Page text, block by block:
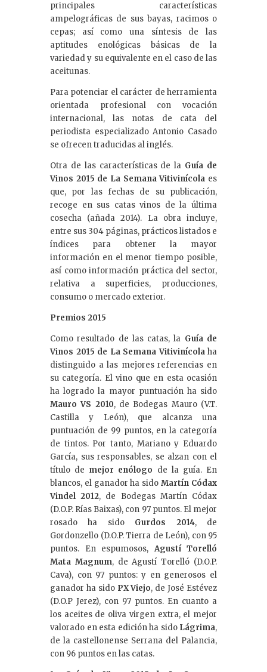
principales características
ampelográficas de sus bayas, racimos o
cepas; así como una síntesis de las
aptitudes enológicas básicas de la
variedad y su equivalente en el caso de las
aceitunas.
Para potenciar el carácter de herramienta
orientada profesional con vocación
internacional, las notas de cata del
periodista especializado Antonio Casado
se ofrecen traducidas al inglés.
Otra de las características de la Guía de
Vinos 2015 de La Semana Vitivinícola es
que, por las fechas de su publicación,
recoge en sus catas vinos de la última
cosecha (añada 2014). La obra incluye,
entre sus 304 páginas, prácticos listados e
índices para obtener la mayor
información en el menor tiempo posible,
así como información práctica del sector,
relativa a superficies, producciones,
consumo o mercado exterior.
Premios 2015
Como resultado de las catas, la Guía de
Vinos 2015 de La Semana Vitivinícola ha
distinguido a las mejores referencias en
su categoría. El vino que en esta ocasión
ha logrado la mayor puntuación ha sido
Mauro VS 2010, de Bodegas Mauro (V.T.
Castilla y León), que alcanza una
puntuación de 99 puntos, en la categoría
de tintos. Por tanto, Mariano y Eduardo
García, sus responsables, se alzan con el
título de mejor enólogo de la guía. En
blancos, el ganador ha sidoMartín Códax
Vindel 2012, de Bodegas Martín Códax
(D.O.P. Rías Baixas), con 97 puntos. El mejor
rosado ha sido Gurdos 2014, de
Gordonzello (D.O.P. Tierra de León), con 95
puntos. En espumosos,Agustí Torelló
Mata Magnum, de Agustí Torelló (D.O.P.
Cava), con 97 puntos: y en generosos el
ganador ha sido PX Viejo, de José Estévez
(D.O.P Jerez), con 97 puntos. En cuanto a
los aceites de oliva virgen extra, el mejor
valorado en esta edición ha sido Lágrima,
de la castellonense Serrana del Palancia,
con 96 puntos en las catas.